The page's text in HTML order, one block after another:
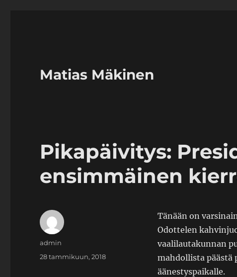
Matias Mäkinen
Pikapäivitys:
ensimmäinen
Tänään on
Odottelen
vaalilautakunnan
mahdollista päästä
äänestyspaikalle.
Kirjoittaja
admin
Julkaistu
28 tammikuun, 2018